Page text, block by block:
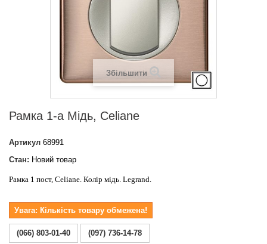
Збільшити
Рамка 1-а Мідь, Celiane
Артикул 68991
Стан: Новий товар
Рамка 1 пост, Celiane. Колір мідь. Legrand.
Увага: Кількість товару обмежена!
(066) 803-01-40 (097) 736-14-78